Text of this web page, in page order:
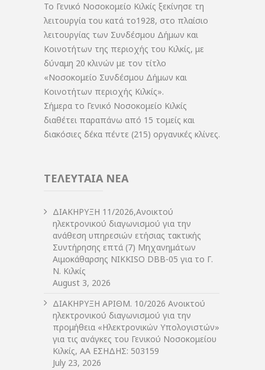
Το Γενικό Νοσοκομείο Κιλκίς ξεκίνησε τη
λειτουργία του κατά το1928, στο πλαίσιο
λειτουργίας των Συνδέσμου Δήμων και
Κοινοτήτων της περιοχής του Κιλκίς, με
δύναμη 20 κλινών με τον τίτλο
«Νοσοκομείο Συνδέσμου Δήμων και
Κοινοτήτων περιοχής Κιλκίς».
Σήμερα το Γενικό Νοσοκομείο Κιλκίς
διαθέτει παραπάνω από 15 τομείς και
διακόσιες δέκα πέντε (215) οργανικές κλίνες.
ΤΕΛΕΥΤΑΙΑ ΝΕΑ
ΔIΑΚΗΡΥΞΗ 11/2026,Ανοικτού
ηλεκτρονικού διαγωνισμού για την
ανάθεση υπηρεσιών ετήσιας τακτικής
Συντήρησης επτά (7) Μηχανημάτων
Αιμοκάθαρσης NIKKISO DBB-05 για το Γ.
Ν. Κιλκίς
August 3, 2026
ΔIΑΚΗΡΥΞΗ ΑΡIΘΜ. 10/2026 Ανοικτού
ηλεκτρονικού διαγωνισμού για την
προμήθεια «Ηλεκτρονικών Υπολογιστών»
για τις ανάγκες του Γενικού Νοσοκομείου
Κιλκίς, ΑΑ ΕΣΗΔΗΣ: 503159
July 23, 2026